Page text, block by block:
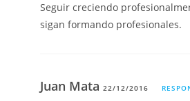
Seguir creciendo
sigan formando profesionales.
Juan Mata22/12/2016